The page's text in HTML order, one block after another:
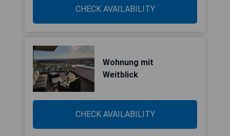
CHECK AVAILABILITY
Wohnung mit
Weitblick
CHECK AVAILABILITY